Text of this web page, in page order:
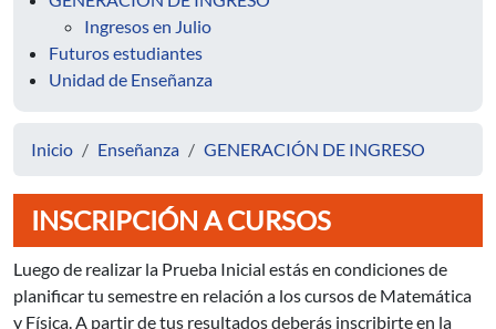
Ingresos en Julio
Futuros estudiantes
Unidad de Enseñanza
Inicio Enseñanza GENERACIÓN DE INGRESO
INSCRIPCIÓN A CURSOS
Luego de realizar la Prueba Inicial estás en condiciones de
planificar tu semestre en relación a los cursos de Matemática
y Física. A partir de tus resultados deberás inscribirte en la